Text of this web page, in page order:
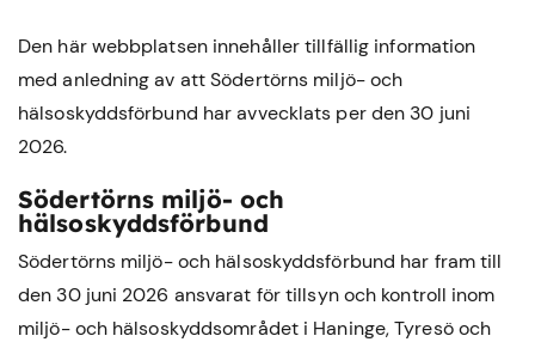
Den här webbplatsen innehåller tillfällig information
med anledning av att Södertörns miljö- och
hälsoskyddsförbund har avvecklats per den 30 juni
2026.
Södertörns miljö- och
hälsoskyddsförbund
Södertörns miljö- och hälsoskyddsförbund har fram till
den 30 juni 2026 ansvarat för tillsyn och kontroll inom
miljö- och hälsoskyddsområdet i Haninge,Tyresöoch